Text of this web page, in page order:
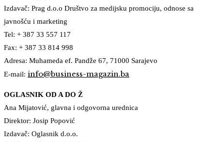
Izdavač: Prag d.o.o Društvo za medijsku promociju, odnose sa
javnošću i marketing
Tel: + 387 33 557 117
Fax: + 387 33 814 998
Adresa: Muhameda ef. Pandže 67, 71000 Sarajevo
E-mail: info@business-magazin.ba
OGLASNIK OD A DO Ž
Ana Mijatović, glavna i odgovorna urednica
Direktor: Josip Popović
Izdavač: Oglasnik d.o.o.